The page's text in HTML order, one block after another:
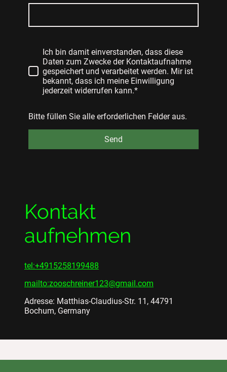
Ich bin damit einverstanden, dass diese
Daten zum Zwecke der Kontaktaufnahme
gespeichert und verarbeitet werden. Mir ist
bekannt, dass ich meine Einwilligung
jederzeit widerrufen kann.*
Bitte füllen Sie alle erforderlichen Felder aus.
Send
Kontakt
aufnehmen
tel:+4915258199488
mailto:zooschreiner123@gmail.com
Adresse: Matthias-Claudius-Str. 11, 44791
Bochum, Germany